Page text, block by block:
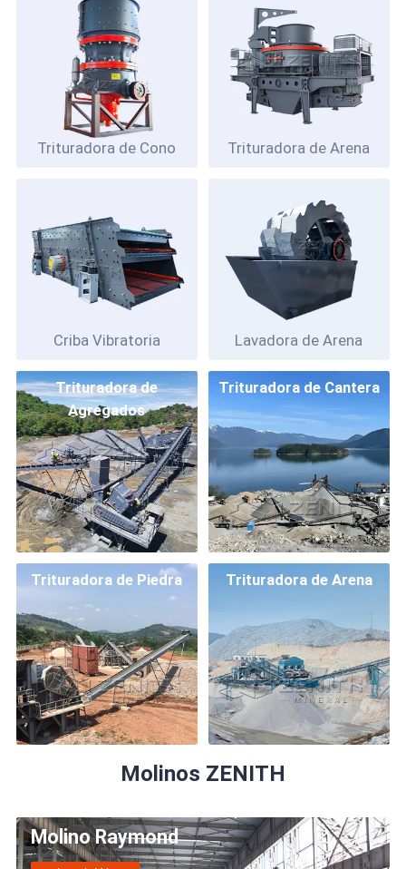
Trituradora de Cono Trituradora de Arena
Criba Vibratoria Lavadora de Arena
Trituradora de
Agregados
Trituradora de Cantera
Trituradora de Piedra Trituradora de Arena
Molinos ZENITH
Molino Raymond